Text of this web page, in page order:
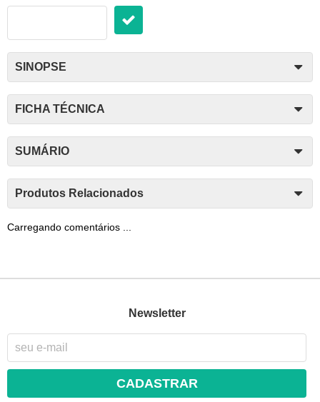
SINOPSE
FICHA TÉCNICA
SUMÁRIO
Produtos Relacionados
Carregando comentários ...
Newsletter
CADASTRAR